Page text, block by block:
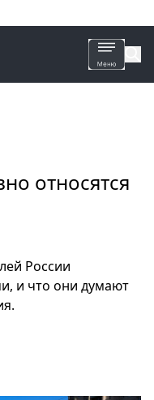
относятся
России
и что они думают